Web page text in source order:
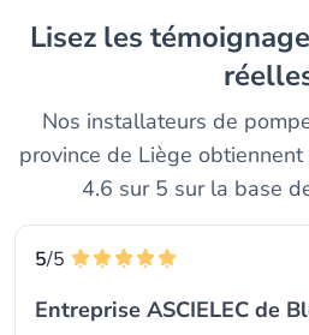
Lisez les témoignages de personnes
Nos installateurs de
province de Liège
4.6 sur 5 sur la base
5/5
Entreprise ASCIELEC de